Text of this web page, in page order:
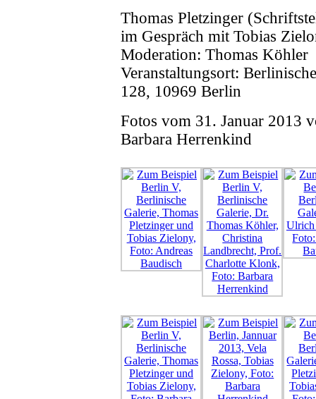
Thomas Pletzinger
im Gespräch mit Tobias
Moderation: Thomas Köhler
Veranstaltungsort:
128, 10969 Berlin
Fotos vom 31. Januar 2013
Barbara Herrenkind